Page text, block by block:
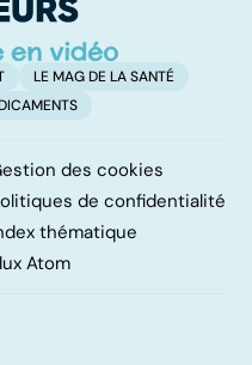
LE MAG DE LA SANTÉ
des cookies
de confidentialité
thématique
Atom